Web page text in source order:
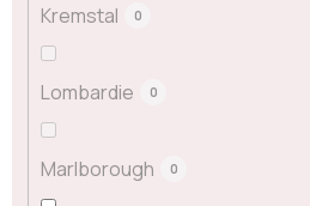
Kremstal 0
Lombardie 0
Marlborough 0